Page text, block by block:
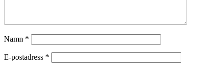
Namn *
E-postadress *